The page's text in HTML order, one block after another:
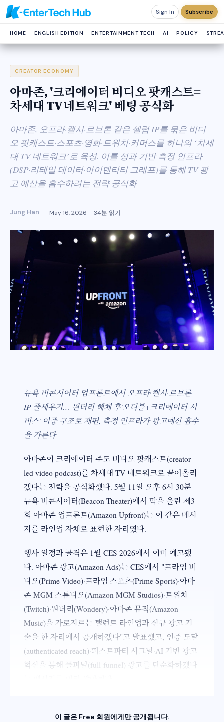
Sign In Subscribe
HOME ENGLISH EDITION ENTERTAINMENT TECH AI POLICY
CREATOR ECONOMY
아마존, '크리에이터 비디오 팟캐스트=
차세대 TV 네트워크' 베팅 공식화
아마존, 오프라·켈시·르브론 같은 셀럽 IP를 묶은 비디
오 팟캐스트·스포츠·영화·트위치·커머스를 하나의 ‘차세
대 TV 네트워크’로 육성. 이를 성과 기반 측정 인프라
(DSP·리테일 데이터·아이덴티티 그래프)를 통해 TV 광
고 예산을 흡수하려는 전략 공식화
Jung Han May 16, 2026 34분 읽기
뉴욕 비콘시어터 업프론트에서 오프라·켈시·르브론
IP 줄세우기… 원더리 해체 후'오디블+크리에이터 서
비스' 이중 구조로 재편, 측정 인프라가 광고예산 흡수
율 가른다
아마존이 크리에이터 주도 비디오 팟캐스트(creator-
led video podcast)를 차세대 TV 네트워크로 끌어올리
겠다는 전략을 공식화했다. 5월 11일 오후 6시 30분
뉴욕 비콘시어터(Beacon Theater)에서 막을 올린 제3
회 아마존 업프론트(Amazon Upfront)는 이 같은 메시
지를 라인업 자체로 표현한 자리였다.
행사 일정과 골격은 1월 CES 2026에서 이미 예고됐
다. 아마존 광고(Amazon Ads)는 CES에서 "프라임 비
디오(Prime Video)·프라임 스포츠(Prime Sports)·아마
존 MGM 스튜디오(Amazon MGM Studios)·트위치
(Twitch)·원더리(Wondery)·아마존 뮤직(Amazon
Music)을 가로지르는 탤런트 라인업과 신규 광고 기
술을 한 자리에서 공개하겠다"고 발표했고, 인증 도달
(authenticated reach)·퍼스트파티 시그널·AI 기반 광고
혁신을 통해 풀퍼널(full-funnel) 광고를 단순화하겠다
이 글은 Free 회원에게만 공개됩니다.